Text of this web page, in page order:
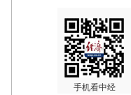
手机看中经